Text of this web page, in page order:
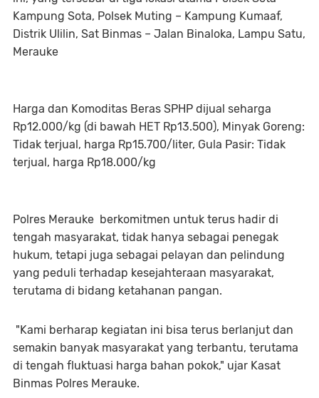
Kampung Sota, Polsek Muting – Kampung Kumaaf,
Distrik Ulilin, Sat Binmas – Jalan Binaloka, Lampu Satu,
Merauke
Harga dan Komoditas Beras SPHP dijual seharga
Rp12.000/kg (di bawah HET Rp13.500), Minyak Goreng:
Tidak terjual, harga Rp15.700/liter, Gula Pasir: Tidak
terjual, harga Rp18.000/kg
Polres Merauke berkomitmen untuk terus hadir di
tengah masyarakat, tidak hanya sebagai penegak
hukum, tetapi juga sebagai pelayan dan pelindung
yang peduli terhadap kesejahteraan masyarakat,
terutama di bidang ketahanan pangan.
"Kami berharap kegiatan ini bisa terus berlanjut dan
semakin banyak masyarakat yang terbantu, terutama
di tengah fluktuasi harga bahan pokok," ujar Kasat
Binmas Polres Merauke.